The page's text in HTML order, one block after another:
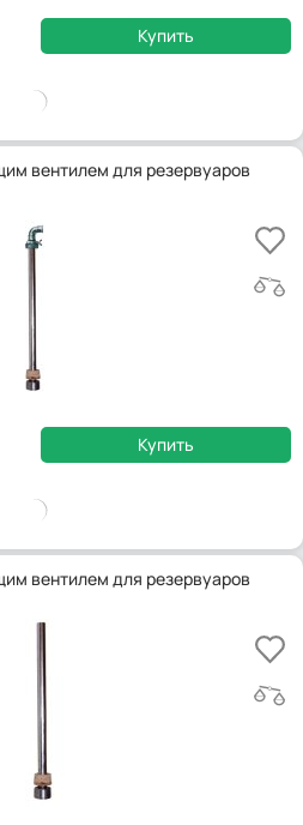
Купить
вентилем для резервуаров
Купить
вентилем для резервуаров